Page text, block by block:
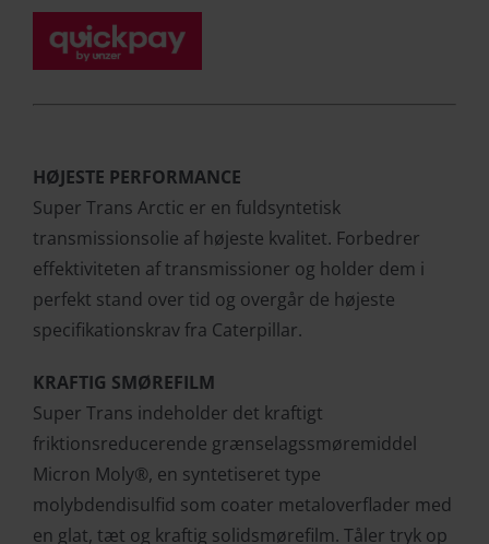
Trans
Arctic
TO-
4M
20
antal
HØJESTE PERFORMANCE
Super Trans Arctic er en fuldsyntetisk
transmissionsolie af højeste kvalitet. Forbedrer
effektiviteten af ​​transmissioner og holder dem i
perfekt stand over tid og overgår de højeste
specifikationskrav fra Caterpillar.
KRAFTIG SMØREFILM
Super Trans indeholder det kraftigt
friktionsreducerende grænselagssmøremiddel
Micron Moly®, en syntetiseret type
molybdendisulfid som coater metaloverflader med
en glat, tæt og kraftig solidsmørefilm. Tåler tryk op